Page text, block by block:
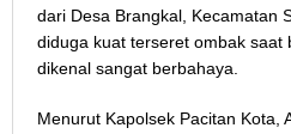
dari Desa Brangkal, Kecamatan
diduga kuat terseret ombak saat
dikenal sangat berbahaya.
Menurut Kapolsek Pacitan Kota,